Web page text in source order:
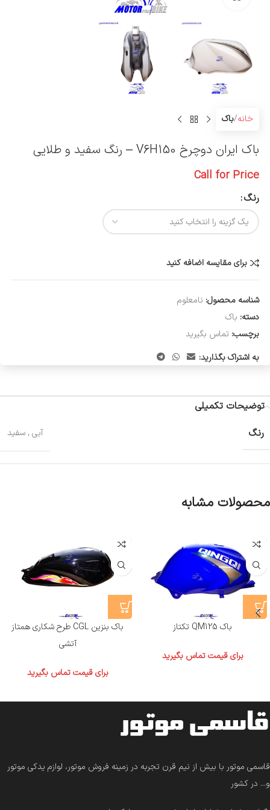
خانه باک
باک ایران دوچرخ V6H150 – رنگ سفید و طلایی
Call for Price
رنگ
برای مقایسه اضافه کنید
شناسه محصول: نامعلوم
دسته: باک
برچسب: تماس بگیرید
به اشتراک بگذارید:
توضیحات تکمیلی
رنگ
آبی ,سفید
محصولات مشابه
باک QM125 تکتاز
برای قیمت تماس بگیرید
باک بنزین CGL طرح شکاری همتاز
آتشی
برای قیمت تماس بگیرید
قاسمی موتور با بیش از نیم قرن تجربه در زمینه فروش موتور، لوازم یدکی موتور
و... در کشور